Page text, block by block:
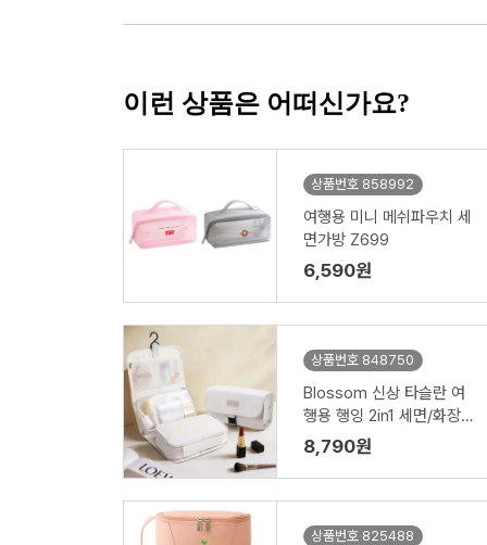
이런 상품은 어떠신가요?
상품번호 858992
여행용 미니 메쉬파우치 세
면가방 Z699
6,590원
상품번호 848750
Blossom 신상 타슬란 여
행용 행잉 2in1 세면/화장품
파우치-1P
8,790원
상품번호 825488